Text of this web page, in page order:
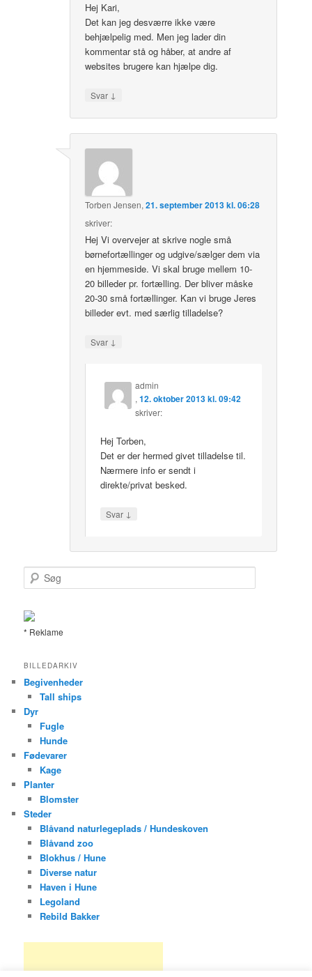
Hej Kari,
Det kan jeg desværre ikke være
behjælpelig med. Men jeg lader din
kommentar stå og håber, at andre af
websites brugere kan hjælpe dig.
Svar ↓
Torben Jensen,21. september 2013 kl. 06:28
skriver:
Hej Vi overvejer at skrive nogle små
børnefortællinger og udgive/sælger dem via
en hjemmeside. Vi skal bruge mellem 10-
20 billeder pr. fortælling. Der bliver måske
20-30 små fortællinger. Kan vi bruge Jeres
billeder evt. med særlig tilladelse?
Svar ↓
admin
,12. oktober 2013 kl. 09:42
skriver:
Hej Torben,
Det er der hermed givet tilladelse til.
Nærmere info er sendt i
direkte/privat besked.
Svar ↓
ø
* Reklame
BILLEDARKIV
Begivenheder
Tall ships
Dyr
Fugle
Hunde
Fødevarer
Kage
Planter
Blomster
Steder
Blåvand naturlegeplads / Hundeskoven
Blåvand zoo
Blokhus / Hune
Diverse natur
Haven i Hune
Legoland
Rebild Bakker